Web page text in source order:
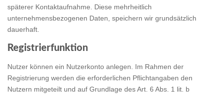
späterer Kontaktaufnahme. Diese mehrheitlich
unternehmensbezogenen Daten, speichern wir grundsätzlich
dauerhaft.
Registrierfunktion
Nutzer können ein Nutzerkonto anlegen. Im Rahmen der
Registrierung werden die erforderlichen Pflichtangaben den
Nutzern mitgeteilt und auf Grundlage des Art. 6 Abs. 1 lit. b